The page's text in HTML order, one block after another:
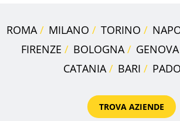
ROMA MILANO TORINO
FIRENZE
BOLOGNA GENOVA
CATANIA
BARI
TROVA AZIENDE